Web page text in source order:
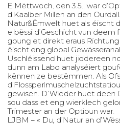
E Mëttwoch, den 3.5., war
d’Kaalber Millen an den
Natur&Ëmwelt huet als éischt
e bëssi d’Geschicht vun
goung et direkt eraus Richtung
éischt eng global
Uschléissend huet jiddereen
dunn am Labo analyséiert
kënnen ze bestëmmen. Als
gewisen. D’Wieder huet
sou dass et eng wierklech
Trimester an der Optioun war.
LJBM – « Du, d’Natur an